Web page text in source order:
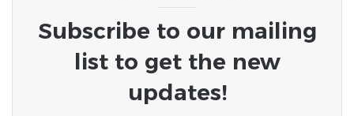
Subscribe to our mailing
list to get the new
updates!